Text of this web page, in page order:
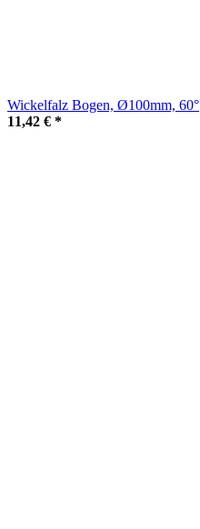
Wickelfalz Bogen, Ø100mm, 60°
11,42 € *